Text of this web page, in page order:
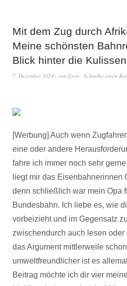
Mit dem Zug durch
Meine schönsten
Blick hinter die
7. Dezember 2024 von Lynn Schreibe einen
[Werbung] Auch wenn
eine oder andere
fahre ich immer noch sehr
liegt mir das Eisenbahnerinnen
denn schließlich war mein Opa
Bundesbahn. Ich liebe es, wie
vorbeizieht und im Gegensatz
zwischendurch auch lesen
das Argument mittlerweile
umweltfreundlicher ist es
Beitrag möchte ich dir vier